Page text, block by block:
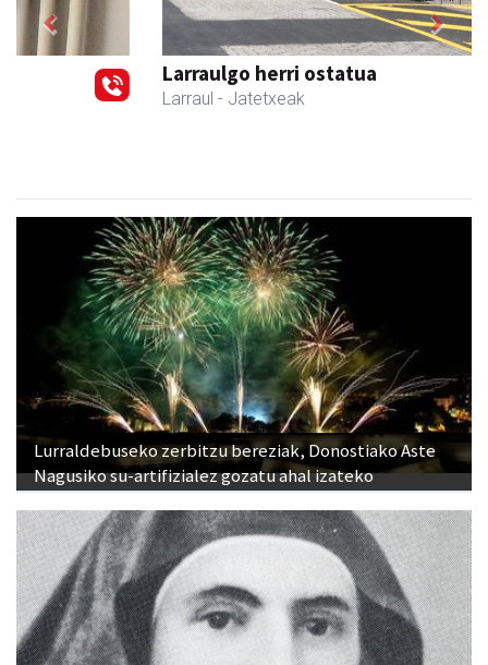
Larraulgo herri ostatua
- Jatetxeak
Previous Next
Lurraldebuseko zerbitzu bereziak, Donostiako Aste
Nagusiko su-artifizialez gozatu ahal izateko